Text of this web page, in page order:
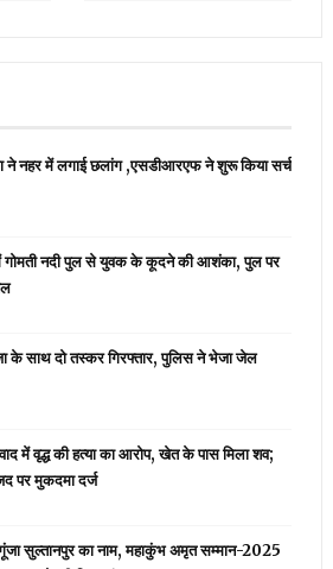
ने नहर में लगाई छलांग ,एसडीआरएफ ने शुरू किया सर्च
गोमती नदी पुल से युवक के कूदने की आशंका, पुल पर
के साथ दो तस्कर गिरफ्तार, पुलिस ने भेजा जेल
में वृद्ध की हत्या का आरोप, खेत के पास मिला शव;
पर मुकदमा दर्ज
सुल्तानपुर का नाम, महाकुंभ अमृत सम्मान-2025